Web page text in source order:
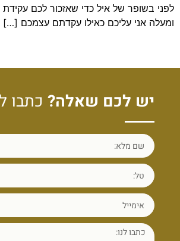
לפני בשופר של איל כדי שאזכור לכם
ומעלה אני עליכם כאילו עקדתם עצמכם […]
יש לכם שאלה? כתבו